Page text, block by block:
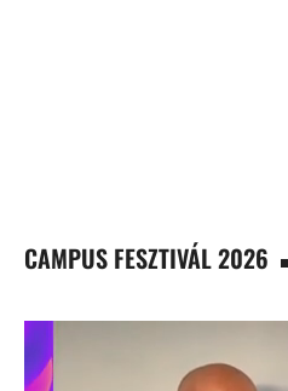
CAMPUS FESZTIVÁL 2026